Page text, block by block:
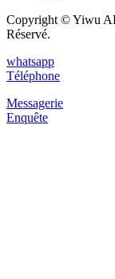
Copyright © Yiwu
Réservé.
whatsapp
Téléphone
Messagerie
Enquête